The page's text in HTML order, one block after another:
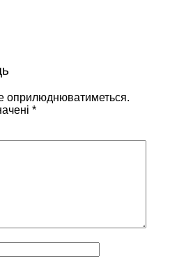
оприлюднюватиметься.
*